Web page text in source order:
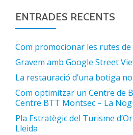
ENTRADES RECENTS
Com promocionar les rutes de
Gravem amb Google Street
La restauració d’una botiga
Com optimitzar un Centre de
Centre BTT Montsec – La
Pla Estratègic del Turisme
Lleida